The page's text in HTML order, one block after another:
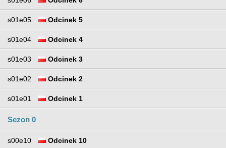
s01e05 Odcinek 5
s01e04 Odcinek 4
s01e03 Odcinek 3
s01e02 Odcinek 2
s01e01 Odcinek 1
Sezon 0
s00e10 Odcinek 10